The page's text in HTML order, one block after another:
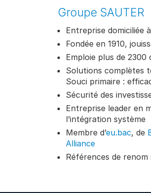
Groupe SAUTER
Entreprise domiciliée
Fondée en 1910,
Emploie plus de
Solutions complètes
Souci primaire :
Sécurité des
Entreprise leader en
l’intégration système
Membre d’eu.bac, de
Alliance
Références de renom